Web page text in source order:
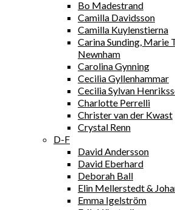
Bo Madestrand
Camilla Davidsson
Camilla Kuylenstierna
Carina Sunding, Marie
Newnham
Carolina Gynning
Cecilia Gyllenhammar
Cecilia Sylvan
Charlotte Perrelli
Christer van der Kwast
Crystal Renn
D-F
David Andersson
David Eberhard
Deborah Ball
Elin Mellerstedt &
Emma Igelström